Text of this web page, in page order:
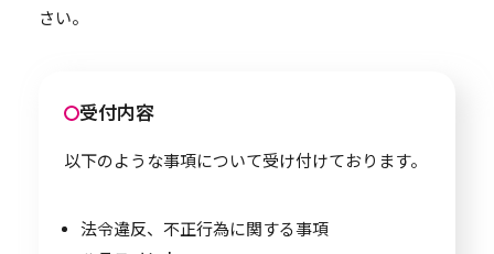
さい。
受付内容
以下のような事項について受け付けております。
法令違反、不正行為に関する事項